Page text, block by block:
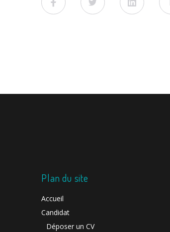
Plan du site
Accueil
Candidat
Déposer un CV